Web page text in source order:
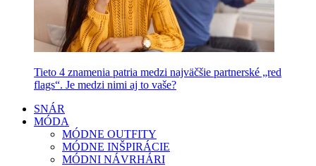
Tieto 4 znamenia patria medzi najväčšie partnerské „red
flags“. Je medzi nimi aj to vaše?
SNÁR
MÓDA
MÓDNE OUTFITY
MÓDNE INŠPIRÁCIE
MÓDNI NÁVRHÁRI